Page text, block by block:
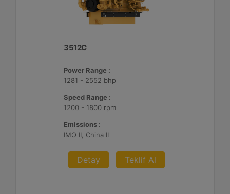
3512C
Power Range :
1281 - 2552 bhp
Speed Range :
1200 - 1800 rpm
Emissions :
IMO II, China II
Detay Teklif Al